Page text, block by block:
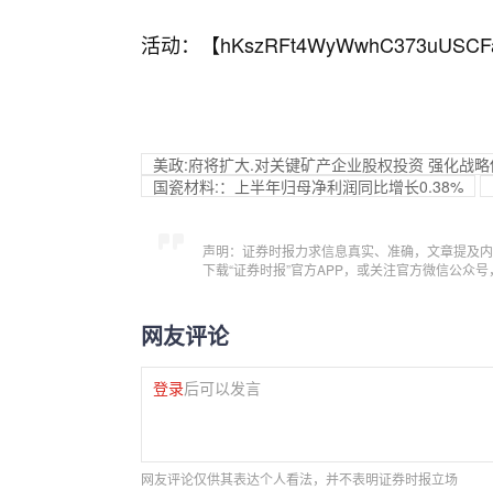
活动：【
美政:府将扩大.对关键矿产企业股权投资 强化战
国瓷材料:：上半年归母净利润同比增长0.38%
声明：证券时报力求信息真实、准确，文章提及
下载“证券时报”官方APP，或关注官方微信公众
网友评论
登录后可以发言
网友评论仅供其表达个人看法，并不表明证券时报立场